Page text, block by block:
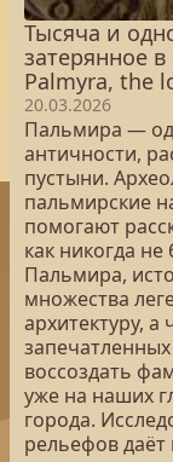
Тысяча и
затерянное
Palmyra, the
20.03.2026
Пальмира —
античности,
пустыни.
пальмирские
помогают
как никогда
Пальмира,
множества
архитектуру, а
воссоздать
уже на наших
города.
рельефов